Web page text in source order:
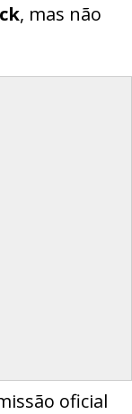
, mas não
oficial